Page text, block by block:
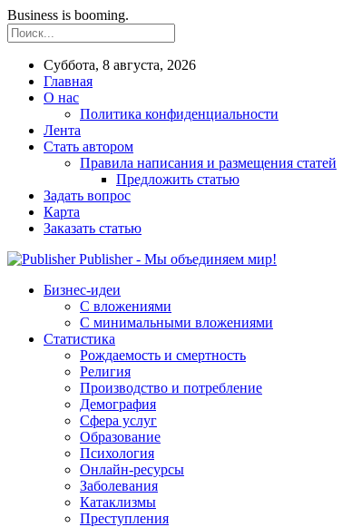
Business is booming.
Суббота, 8 августа, 2026
Главная
О нас
Политика конфиденциальности
Лента
Стать автором
Правила написания и размещения статей
Предложить статью
Задать вопрос
Карта
Заказать статью
Publisher - Мы объединяем мир!
Бизнес-идеи
С вложениями
С минимальными вложениями
Статистика
Рождаемость и смертность
Религия
Производство и потребление
Демография
Сфера услуг
Образование
Психология
Онлайн-ресурсы
Заболевания
Катаклизмы
Преступления